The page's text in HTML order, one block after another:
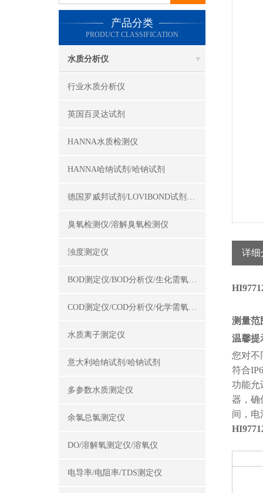
产品分类
PRODUCT CLASSIFICATION
水质分析仪
行业水质分析仪
英国百灵达试剂
HANNA水质检测仪
HANNA哈纳试剂/哈钠试剂
德国罗威邦试剂/LOVIBOND试剂/罗威邦试剂
臭氧检测仪/溶解臭氧检测仪
浊度测定仪
BOD测定仪/BOD分析仪/生化需氧量测定仪
COD测定仪/COD分析仪/化学需氧量测定仪
水质离子测定仪
意大利哈纳试剂/哈钠试剂
多参数水质测定仪
余氯总氯测定仪
DO/溶解氧测定仪/溶氧仪
电导率/电阻率/TDS测定仪
详细
测量范
温馨提
您对不
符合
功能允
器，确
间，电